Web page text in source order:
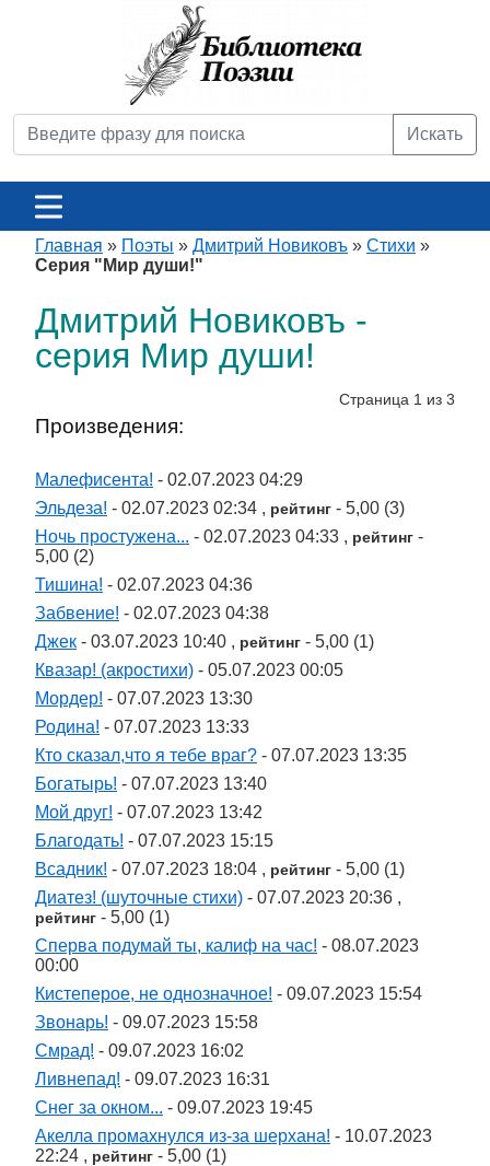
Искать
Главная » Поэты » Дмитрий Новиковъ » Стихи »
Серия "Мир души!"
Дмитрий Новиковъ -
серия Мир души!
Страница 1 из 3
Произведения:
Малефисента! - 02.07.2023 04:29
Эльдеза! - 02.07.2023 02:34 , рейтинг - 5,00 (3)
Ночь простужена... - 02.07.2023 04:33 , рейтинг -
5,00 (2)
Тишина! - 02.07.2023 04:36
Забвение! - 02.07.2023 04:38
Джек - 03.07.2023 10:40 , рейтинг - 5,00 (1)
Квазар! (акростихи) - 05.07.2023 00:05
Мордер! - 07.07.2023 13:30
Родина! - 07.07.2023 13:33
Кто сказал,что я тебе враг? - 07.07.2023 13:35
Богатырь! - 07.07.2023 13:40
Мой друг! - 07.07.2023 13:42
Благодать! - 07.07.2023 15:15
Всадник! - 07.07.2023 18:04 , рейтинг - 5,00 (1)
Диатез! (шуточные стихи) - 07.07.2023 20:36 ,
рейтинг - 5,00 (1)
Сперва подумай ты, калиф на час! - 08.07.2023
00:00
Кистеперое, не однозначное! - 09.07.2023 15:54
Звонарь! - 09.07.2023 15:58
Смрад! - 09.07.2023 16:02
Ливнепад! - 09.07.2023 16:31
Снег за окном... - 09.07.2023 19:45
Акелла промахнулся из-за шерхана! - 10.07.2023
22:24 , рейтинг - 5,00 (1)